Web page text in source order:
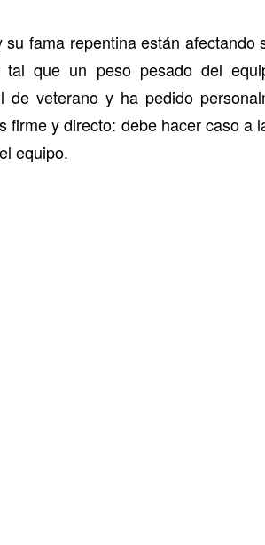
su fama repentina están
que un peso pesado del
de veterano y ha pedido
firme y directo: debe hacer caso a
equipo.